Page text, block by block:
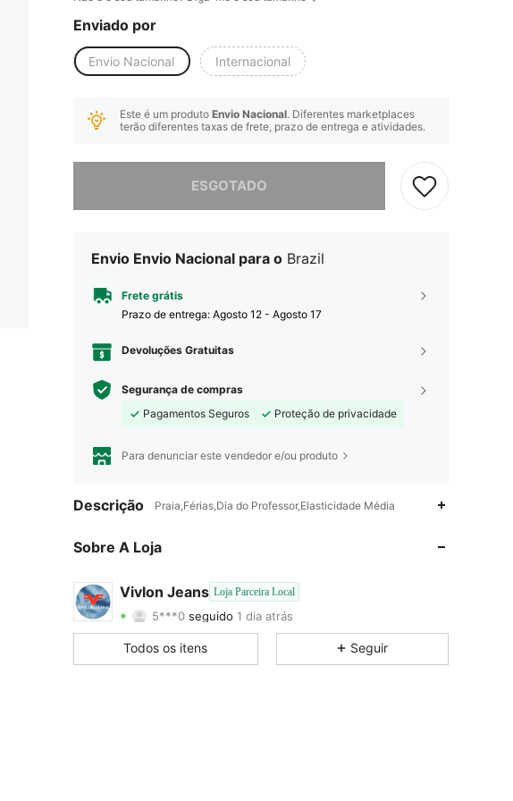
Enviado por
Envio Nacional Internacional
Este é um produto Envio Nacional. Diferentes marketplaces
terão diferentes taxas de frete, prazo de entrega e atividades.
ESGOTADO
Desculpe, este produto está esgotado.
Envio Envio Nacional para o Brazil
Frete grátis
Prazo de entrega: Agosto 12 - Agosto 17
Devoluções Gratuitas
Segurança de compras
Pagamentos Seguros
Proteção de privacidade
Para denunciar este vendedor e/ou produto
Descrição Praia,Férias,Dia do Professor,Elasticidade Média
Sobre A Loja
Vivlon Jeans Loja Parceira Local
4,86 22 112
4,86
4,86 22 112
5***0 seguido 1 dia atrás
4,86 Classificação 22Itens 112
4,86 22 112
Todos os itens Seguir